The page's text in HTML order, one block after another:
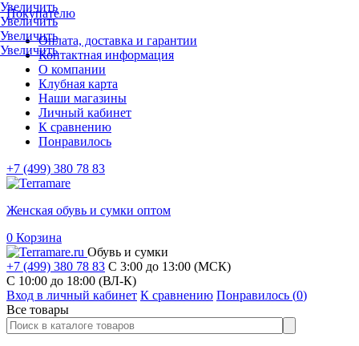
Покупателю
Оплата, доставка и гарантии
Контактная информация
О компании
Клубная карта
Наши магазины
Личный кабинет
К сравнению
Понравилось
+7 (499) 380 78 83
Женская обувь и сумки оптом
0 Корзина
Обувь и сумки
+7 (499) 380 78 83 С 3:00 до 13:00 (МСК)
C 10:00 до 18:00 (ВЛ-К)
Вход в личный кабинет К сравнению Понравилось (0)
Все товары
Увеличить
Увеличить
Увеличить
Увеличить